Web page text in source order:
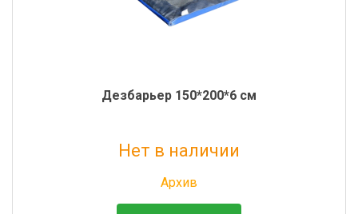
Дезбарьер 150*200*6 см
Нет в наличии
Архив